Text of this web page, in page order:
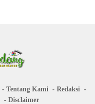
Tentang Kami
Redaksi
Disclaimer